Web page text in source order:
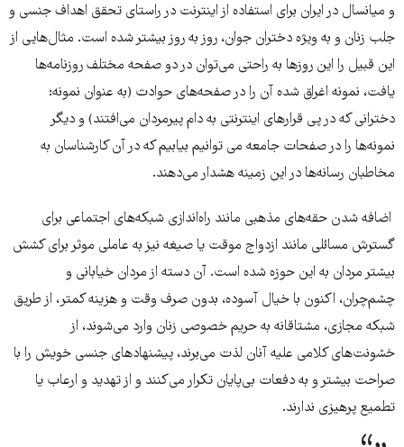
و میانسال در ایران برای استفاده از اینترنت در راستای تحقق اهداف جنسی و
جلب زنان و به ویژه دختران جوان، ‌روز به روز بیشتر شده است. مثال‌هایی از
این قبیل را این روزها به راحتی می‌توان در دو صفحه مختلف روزنامه‌ها
یافت، نمونه اغراق شده آن را در صفحه‌های حوادث (به عنوان نمونه:
دخترانی که در پی قرارهای اینترنتی به دام پیرمردان می‌افتند) و دیگر
نمونه‌ها را در صفحات جامعه می توانیم بیابیم که در آن کارشناسان به
مخاطبان رسانه‌ها در این زمینه هشدار می‌دهند.
اضافه شدن حقه‌های مذهبی مانند راه‌اندازی شبكه‌های اجتماعی برای
گسترش مسائلی مانند ازدواج موقت یا صیغه نیز به عاملی موثر برای كشش
بیشتر مردان به این حوزه شده است. آن دسته از مردان خیابانی و
چشم‌چران، اكنون با خیال آسوده‌، بدون صرف وقت و هزینه كمتر، از طریق
شبكه مجازی، مشتاقانه به حریم خصوصی زنان وارد می‌شوند، از
خشونت‌های کلامی علیه آنان لذت می‌برند، پیشنهادهای جنسی خویش را با
صراحت بیشتر و به دفعات بی‌پایان تكرار می‌كنند و از تهدید و ارعاب یا
تطمیع پرهیزی ندارند.